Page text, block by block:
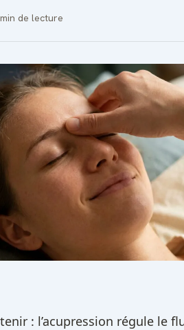
de lecture
: l’acupression régule le